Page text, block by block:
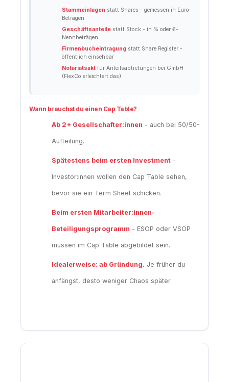
Stammeinlagen statt Shares - gemessen in Euro-
Beträgen
Geschäftsanteile statt Stock - in % oder €-
Nennbeträgen
Firmenbucheintragung statt Share Register -
öffentlich einsehbar
Notariatsakt für Anteilsabtretungen bei GmbH
(FlexCo erleichtert das)
Wann brauchst du einen Cap Table?
Ab 2+ Gesellschafter:innen - auch bei 50/50-
Aufteilung.
Spätestens beim ersten Investment -
Investor:innen wollen den Cap Table sehen,
bevor sie ein Term Sheet schicken.
Beim ersten Mitarbeiter:innen-
Beteiligungsprogramm - ESOP oder VSOP
müssen im Cap Table abgebildet sein.
Idealerweise: ab Gründung. Je früher du
anfängst, desto weniger Chaos später.